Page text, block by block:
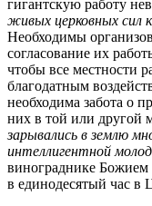
гигантскую работу
живых церковных сил
Необходимы
согласование их
чтобы все местности
благодатным
необходима забота о
них в той или другой
зарывались в землю
интеллигентной
винограднике Божием
в единодесятый час в